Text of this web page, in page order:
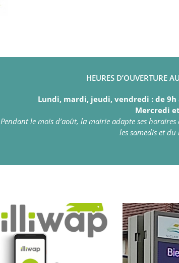
HEURES D’OUVERTURE
Lundi, mardi, jeudi, vendredi : de 9h
Mercredi
Pendant le mois d’août, la mairie adapte ses horaires
les samedis et